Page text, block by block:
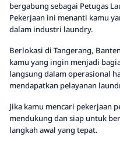
bergabung sebagai Petugas
Pekerjaan ini menanti kamu
dalam industri laundry.
Berlokasi di Tangerang,
kamu yang ingin menjadi
langsung dalam operasional
mendapatkan pelayanan
Jika kamu mencari pekerjaan
mendukung dan siap untuk
langkah awal yang tepat.